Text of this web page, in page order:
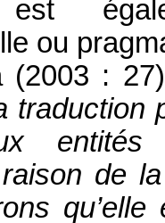
est
ou
(2003 :
traduction
entités
de
qu’elle